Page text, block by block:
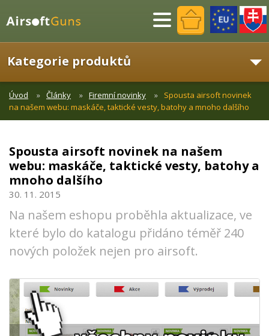
Menu
Kategorie produktů
Úvod Články Firemní novinky
Spousta airsoft novinek
na našem webu: maskáče, taktické vesty, batohy a mnoho dalšího
Spousta airsoft novinek na našem
webu: maskáče, taktické vesty, batohy a
mnoho dalšího
30. 11. 2015
Na našem eshopu proběhla aktualizace, ve
které bylo do katalogu přidáno téměř 240
nových položek nejen pro airsoft.